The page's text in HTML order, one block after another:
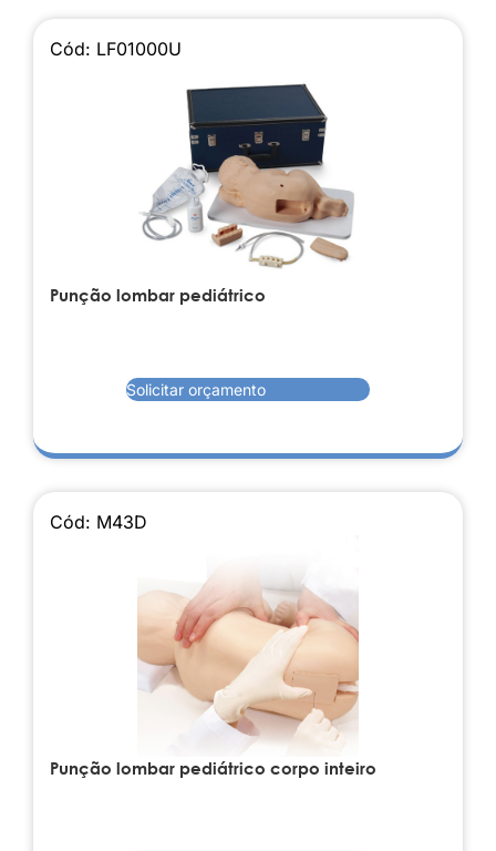
Cód: LF01000U
Punção lombar pediátrico
Solicitar orçamento
Cód: M43D
Punção lombar pediátrico corpo inteiro